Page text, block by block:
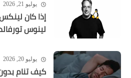
يوليو 21, 2026
إذا كان لينكس
لينوس
يوليو 20, 2026